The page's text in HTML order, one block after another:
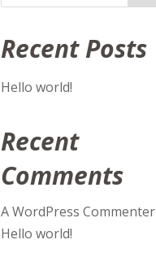
Recent Posts
Hello world!
Recent
Comments
A WordPress Commenter
Hello world!